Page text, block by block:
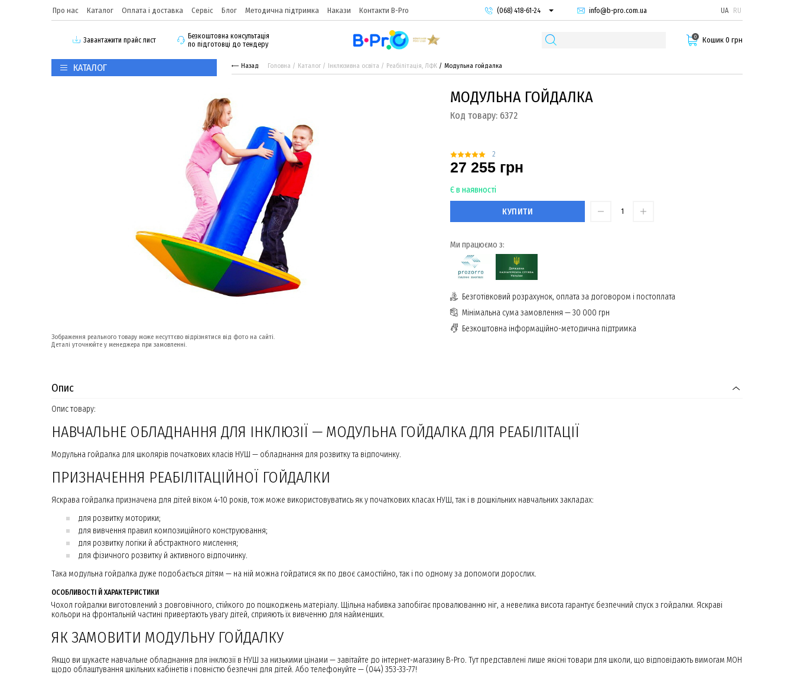
Про нас Каталог Оплата і доставка Сервіс Блог Методична підтримка Накази Контакти B-Pro
(068) 418-61-24
info@b-pro.com.ua UA RU
3авантажити прайс лист
Безкоштовна консультація
по підготовці до тендеру
0 Кошик 0 грн
КАТАЛОГ Назад Головна Каталог Інклюзивна освіта Реабілітація, ЛФК Модульна гойдалка
Зображення реального товару може несуттєво відрізнятися від фото на сайті.
Деталі уточнюйте у менеджера при замовленні.
МОДУЛЬНА ГОЙДАЛКА
Код товару: 6372
2
27 255 грн
Є в наявності
КУПИТИ
Ми працюємо з:
Безготівковий розрахунок, оплата за договором і постоплата
Мінімальна сума замовлення — 30 000 грн
Безкоштовна інформаційно-методична підтримка
Опис
Опис товару:
НАВЧАЛЬНЕ ОБЛАДНАННЯ ДЛЯ ІНКЛЮЗІЇ — МОДУЛЬНА ГОЙДАЛКА ДЛЯ РЕАБІЛІТАЦІЇ
Модульна гойдалка для школярів початкових класів НУШ — обладнання для розвитку та відпочинку.
ПРИЗНАЧЕННЯ РЕАБІЛІТАЦІЙНОЇ ГОЙДАЛКИ
Яскрава гойдалка призначена для дітей віком 4-10 років, тож може використовуватись як у початкових класах НУШ, так і в дошкільних навчальних закладах:
для розвитку моторики;
для вивчення правил композиційного конструювання;
для розвитку логіки й абстрактного мислення;
для фізичного розвитку й активного відпочинку.
Така модульна гойдалка дуже подобається дітям — на ній можна гойдатися як по двоє самостійно, так і по одному за допомоги дорослих.
ОСОБЛИВОСТІ Й ХАРАКТЕРИСТИКИ
Чохол гойдалки виготовлений з довговічного, стійкого до пошкоджень матеріалу. Щільна набивка запобігає провалюванню ніг, а невелика висота гарантує безпечний спуск з гойдалки. Яскраві
кольори на фронтальній частині привертають увагу дітей, сприяють їх вивченню для найменших.
ЯК ЗАМОВИТИ МОДУЛЬНУ ГОЙДАЛКУ
Якщо ви шукаєте навчальне обладнання для інклюзії в НУШ за низькими цінами — завітайте до інтернет-магазину B-Pro. Тут представлені лише якісні товари для школи, що відповідають вимогам МОН
щодо облаштування шкільних кабінетів і повністю безпечні для дітей. Або телефонуйте — (044) 353-33-77!